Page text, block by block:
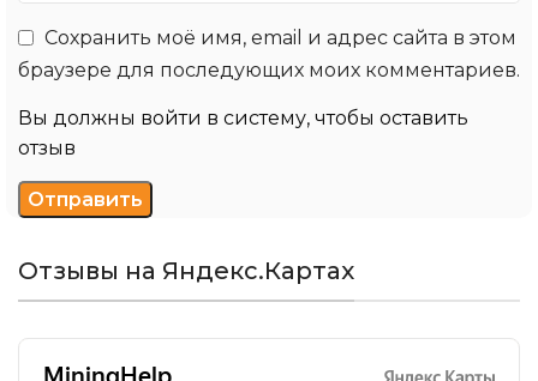
Сохранить моё имя, email и адрес сайта в этом
браузере для последующих моих комментариев.
Вы должны войти в систему, чтобы оставить
отзыв
Отзывы на Яндекс.Картах